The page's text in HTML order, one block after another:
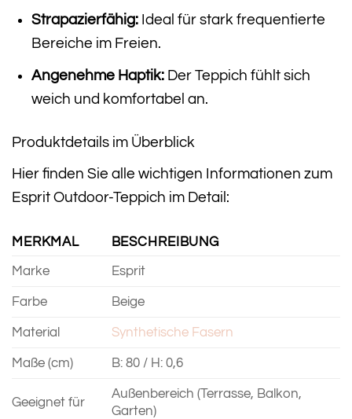
Strapazierfähig:Ideal für stark frequentierte
Bereiche im Freien.
Angenehme Haptik:Der Teppich fühlt sich
weich und komfortabel an.
Produktdetails im Überblick
Hier finden Sie alle wichtigen Informationen zum
Esprit Outdoor-Teppich im Detail:
MERKMAL BESCHREIBUNG
Marke Esprit
Farbe Beige
Material Synthetische Fasern
Maße (cm) B: 80 / H: 0,6
Geeignet für
Außenbereich (Terrasse, Balkon,
Garten)